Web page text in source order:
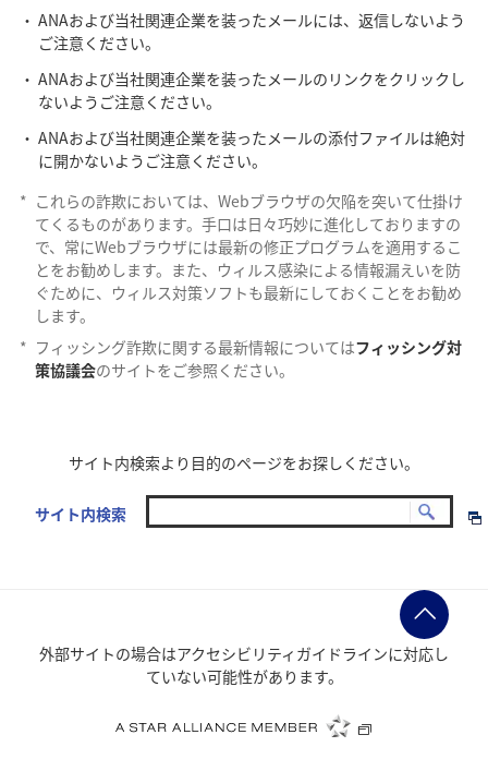
ANAおよび当社関連企業を装ったメールには、返信しないよう
ご注意ください。
ANAおよび当社関連企業を装ったメールのリンクをクリックし
ないようご注意ください。
ANAおよび当社関連企業を装ったメールの添付ファイルは絶対
に開かないようご注意ください。
* これらの詐欺においては、Webブラウザの欠陥を突いて仕掛け
てくるものがあります。手口は日々巧妙に進化しておりますの
で、常にWebブラウザには最新の修正プログラムを適用するこ
とをお勧めします。また、ウィルス感染による情報漏えいを防
ぐために、ウィルス対策ソフトも最新にしておくことをお勧め
します。
* フィッシング詐欺に関する最新情報についてはフィッシング対
策協議会のサイトをご参照ください。
サイト内検索より目的のページをお探しください。
サイト内検索
外部サイトの場合はアクセシビリティガイドラインに対応し
ていない可能性があります。